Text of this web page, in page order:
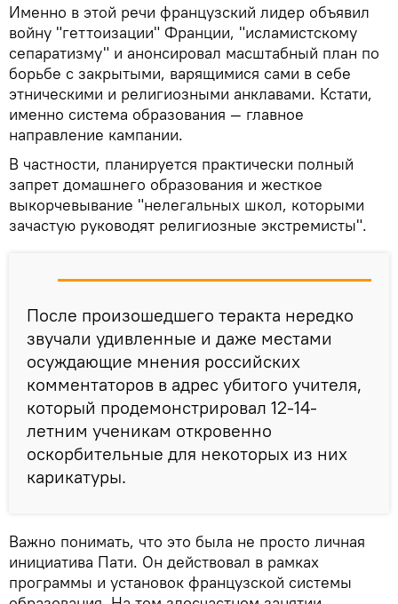
Именно в этой речи французский лидер объявил
войну "геттоизации" Франции, "исламистскому
сепаратизму" и анонсировал масштабный план по
борьбе с закрытыми, варящимися сами в себе
этническими и религиозными анклавами. Кстати,
именно система образования — главное
направление кампании.
В частности, планируется практически полный
запрет домашнего образования и жесткое
выкорчевывание "нелегальных школ, которыми
зачастую руководят религиозные экстремисты".
После произошедшего теракта нередко
звучали удивленные и даже местами
осуждающие мнения российских
комментаторов в адрес убитого учителя,
который продемонстрировал 12-14-
летним ученикам откровенно
оскорбительные для некоторых из них
карикатуры.
Важно понимать, что это была не просто личная
инициатива Пати. Он действовал в рамках
программы и установок французской системы